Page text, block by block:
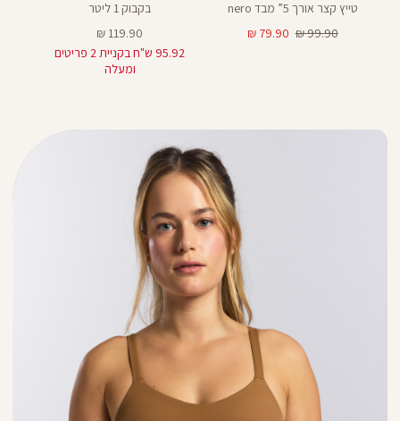
טייץ קצר אורך 5” מבד nero
מחיר
79.90 ₪
מחיר
99.90 ₪
בקבוק 1 ליטר
מחיר
מוצר
119.90 ₪
95.92 ש"ח בקניית 2 פריטים
ומעלה